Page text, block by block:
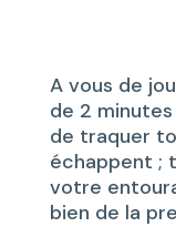
A vous de
de 2
de traquer
échappent ;
votre
bien de la